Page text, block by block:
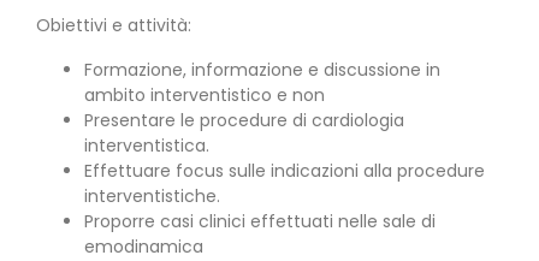
Obiettivi e attività:
Formazione, informazione e discussione in
ambito interventistico e non
Presentare le procedure di cardiologia
interventistica.
Effettuare focus sulle indicazioni alla procedure
interventistiche.
Proporre casi clinici effettuati nelle sale di
emodinamica